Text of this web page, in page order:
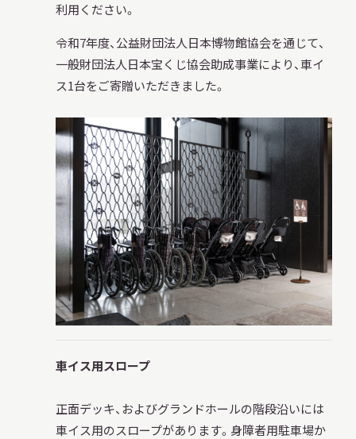
利用ください。
令和7年度、公益財団法人日本博物館協会を通じて、
一般財団法人日本宝くじ協会助成事業により、車イ
ス1台をご寄贈いただきました。
車イス用スロープ
正面デッキ、およびグランドホールの階段沿いには
車イス用のスロープがあります。身障者用駐車場か